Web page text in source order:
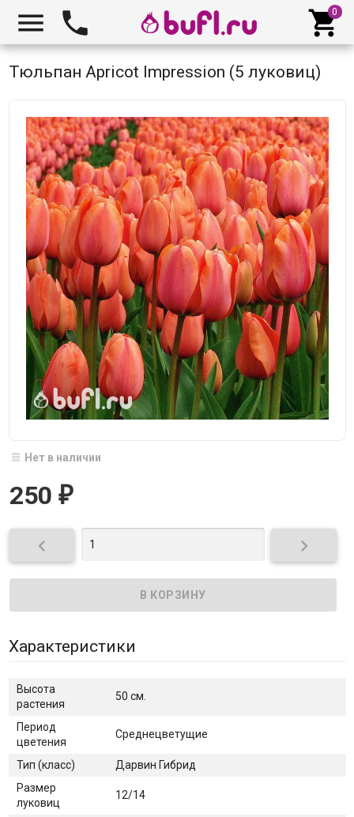
  
Тюльпан Apricot Impression (5 луковиц)
Нет в наличии
250 ₽
 
Характеристики
Высота
растения
50 см.
Период
цветения
Среднецветущие
Тип (класс)
Дарвин Гибрид
Размер
луковиц
12/14